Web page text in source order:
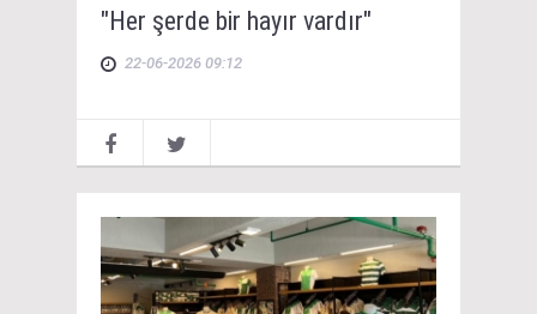
"Her şerde bir hayır vardır"
22-06-2026 09:12